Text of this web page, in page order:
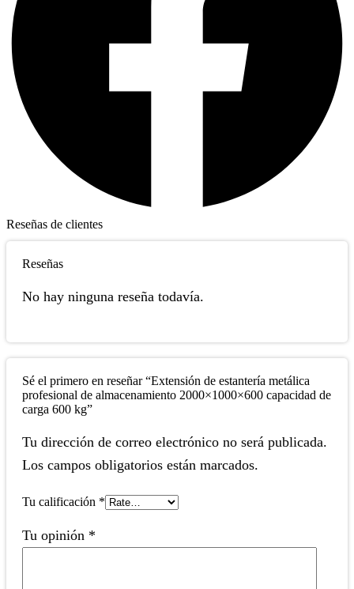
Reseñas de clientes
Reseñas
No hay ninguna reseña todavía.
Sé el primero en reseñar “Extensión de estantería metálica
profesional de almacenamiento 2000×1000×600 capacidad de
carga 600 kg”
Tu dirección de correo electrónico no será publicada.
Los campos obligatorios están marcados.
Tu calificación *
Tu opinión *